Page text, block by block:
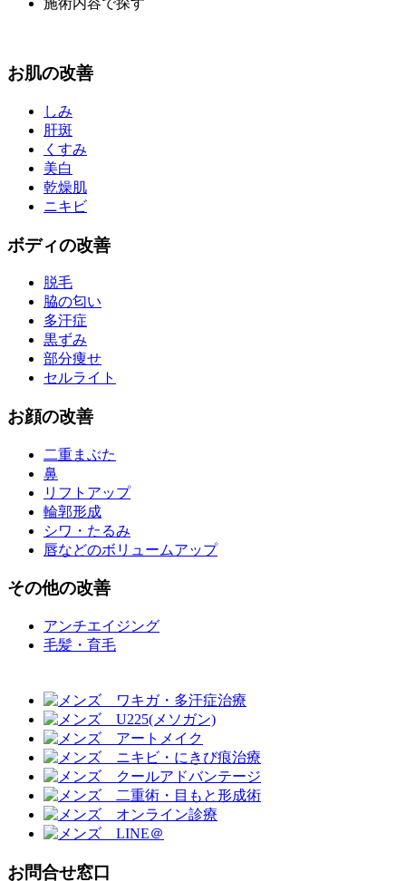
施術内容で探す
お肌の改善
しみ
肝斑
くすみ
美白
乾燥肌
ニキビ
ボディの改善
脱毛
脇の匂い
多汗症
黒ずみ
部分痩せ
セルライト
お顔の改善
二重まぶた
鼻
リフトアップ
輪郭形成
シワ・たるみ
唇などのボリュームアップ
その他の改善
アンチエイジング
毛髪・育毛
お問合せ窓口